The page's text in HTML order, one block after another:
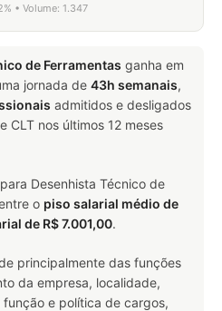
• Volume: 1.347
de Ferramentas ganha em
jornada de 43h semanais,
admitidos e desligados
CLT nos últimos 12 meses
Desenhista Técnico de
o piso salarial médio de
de R$ 7.001,00.
principalmente das funções
da empresa, localidade,
e política de cargos,